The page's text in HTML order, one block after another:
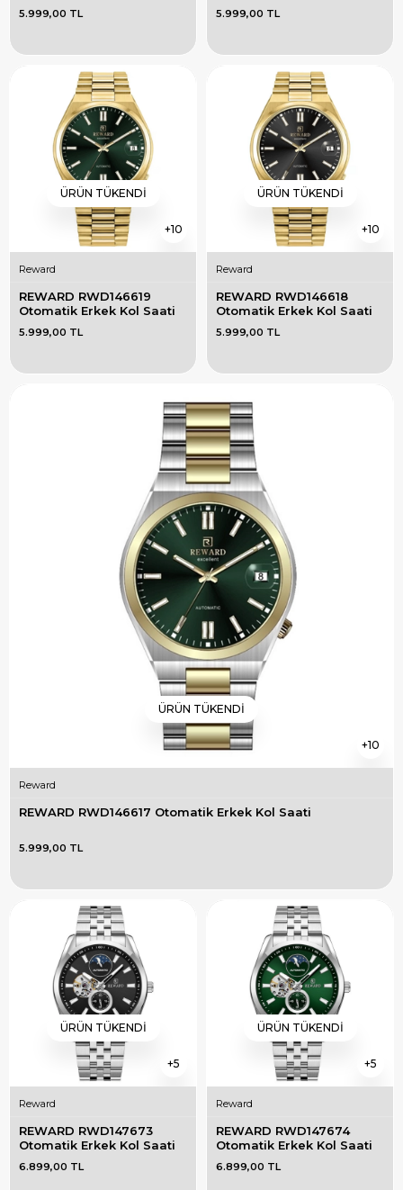
5.999,00 TL 5.999,00 TL
10
ÜRÜN TÜKENDI
Reward
REWARD RWD146619
Otomatik Erkek Kol Saati
5.999,00 TL
10
ÜRÜN TÜKENDI
Reward
REWARD RWD146618
Otomatik Erkek Kol Saati
5.999,00 TL
10
ÜRÜN TÜKENDI
Reward
REWARD RWD146617 Otomatik Erkek Kol Saati
5.999,00 TL
5
ÜRÜN TÜKENDI
Reward
REWARD RWD147673
Otomatik Erkek Kol Saati
6.899,00 TL
5
ÜRÜN TÜKENDI
Reward
REWARD RWD147674
Otomatik Erkek Kol Saati
6.899,00 TL